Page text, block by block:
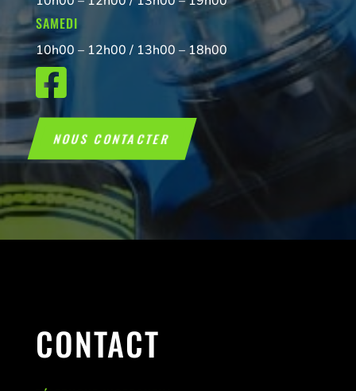
SAMEDI
10h00 – 12h00 / 13h00 – 18h00

NOUS CONTACTER
CONTACT